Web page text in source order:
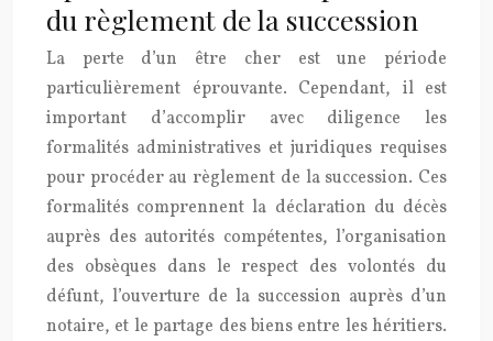
du règlement de la succession
La perte d’un être cher est une période
particulièrement éprouvante. Cependant, il est
important d’accomplir avec diligence les
formalités administratives et juridiques requises
pour procéder au règlement de la succession. Ces
formalités comprennent la déclaration du décès
auprès des autorités compétentes, l’organisation
des obsèques dans le respect des volontés du
défunt, l’ouverture de la succession auprès d’un
notaire, et le partage des biens entre les héritiers.